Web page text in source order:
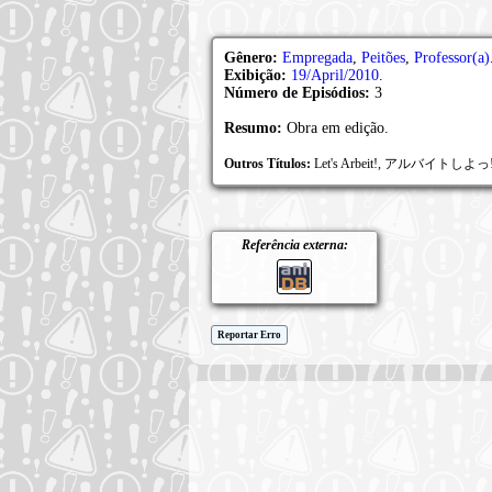
Gênero: Empregada, Peitões, Professor(a)
Exibição: 19/April/2010.
Número de Episódios: 3
Resumo: Obra em edição.
Outros Títulos: Let's Arbeit!, アルバイトしよ
Referência externa:
Reportar Erro